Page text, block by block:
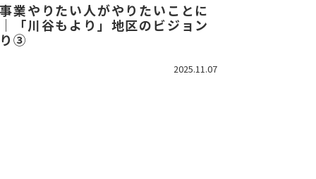
業やりたい人がやりたいことに
「川谷もより」地区のビジョン
③
2025.11.07